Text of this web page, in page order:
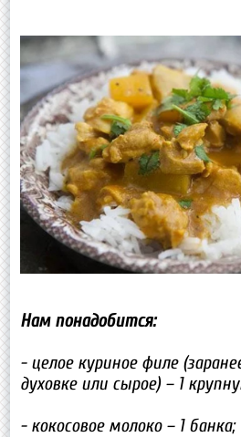
Нам понадобится:
- целое куриное филе
духовке или сырое) – 1
- кокосовое молоко – 1 банка;